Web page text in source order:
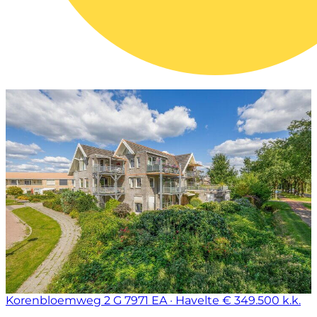
Korenbloemweg 2 G 7971 EA · Havelte € 349.500 k.k.